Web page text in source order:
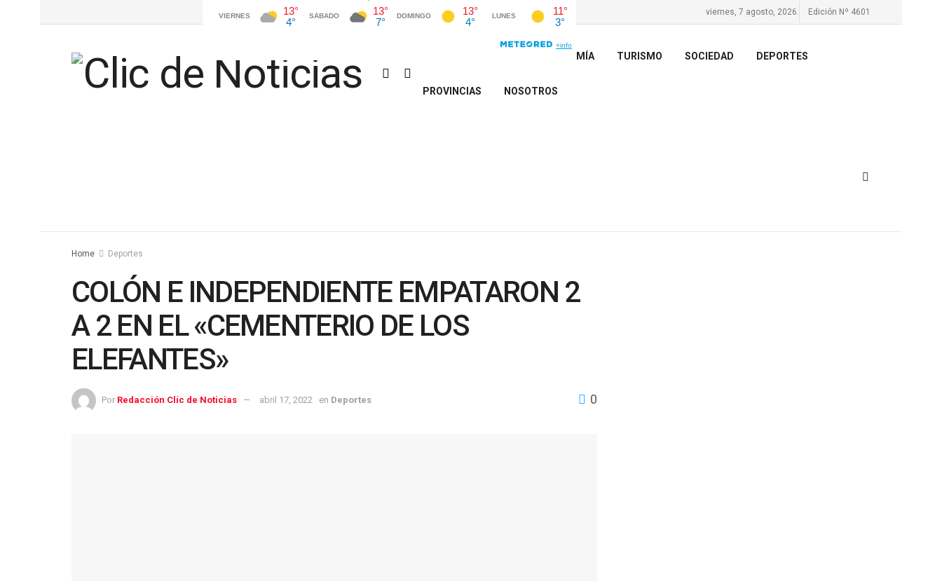
viernes, 7 agosto, 2026. Edición Nº 4601
ECONOMÍA TURISMO SOCIEDAD DEPORTES
PROVINCIAS NOSOTROS
Home Deportes
COLÓN E INDEPENDIENTE EMPATARON 2
A 2 EN EL «CEMENTERIO DE LOS
ELEFANTES»
Por Redacción Clic de Noticias abril 17, 2022 en Deportes 0